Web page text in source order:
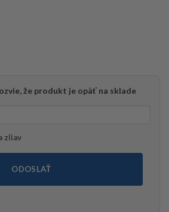
že produkt je opäť na sklade
zliav
ODOSLAŤ